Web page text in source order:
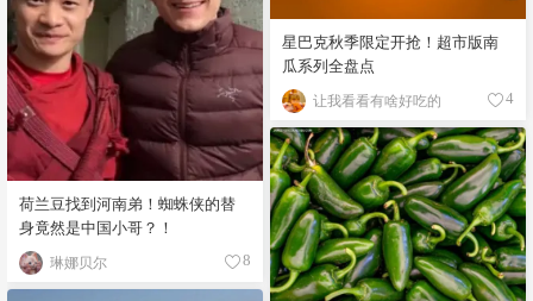
星巴克秋季限定开抢！超市版南
瓜系列全盘点
让我看看有啥好吃的 4
荷兰豆找到河南弟！蜘蛛侠的替
身竟然是中国小哥？！
琳娜贝尔 8